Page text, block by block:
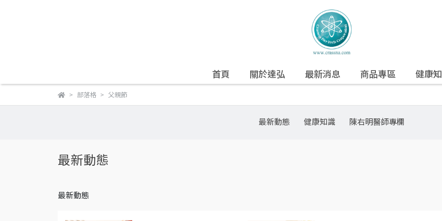
首頁 關於達弘 最新消息 商品專區 健康
部落格 父親節
最新動態 健康知識 陳右明醫師專欄
最新動態
最新動態